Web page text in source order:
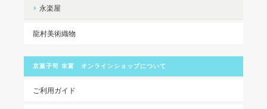
永楽屋
龍村美術織物
京菓子司 末富 オンラインショップについて
ご利用ガイド